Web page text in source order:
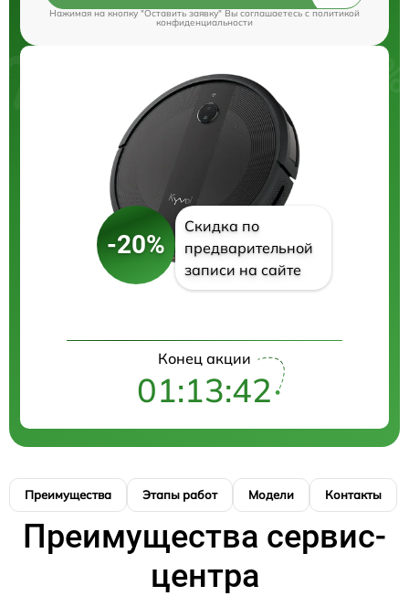
Нажимая на кнопку "Оставить заявку" Вы соглашаетесь cполитикой
конфиденциальности
-20%
Скидка по
предварительной
записи на сайте
Конец акции
01:13:42
Преимущества Этапы работ Модели Контакты
Преимущества сервис-
центра